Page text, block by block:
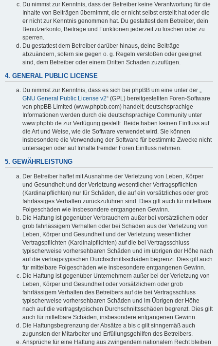
Du nimmst zur Kenntnis, dass der Betreiber keine Verantwortung für die
Inhalte von Beiträgen übernimmt, die er nicht selbst erstellt hat oder die
er nicht zur Kenntnis genommen hat. Du gestattest dem Betreiber, dein
Benutzerkonto, Beiträge und Funktionen jederzeit zu löschen oder zu
sperren.
Du gestattest dem Betreiber darüber hinaus, deine Beiträge
abzuändern, sofern sie gegen o. g. Regeln verstoßen oder geeignet
sind, dem Betreiber oder einem Dritten Schaden zuzufügen.
4. GENERAL PUBLIC LICENSE
Du nimmst zur Kenntnis, dass es sich bei phpBB um eine unter der „
GNU General Public License v2“ (GPL) bereitgestellten Foren-Software
von phpBB Limited (www.phpbb.com) handelt; deutschsprachige
Informationen werden durch die deutschsprachige Community unter
www.phpbb.de zur Verfügung gestellt. Beide haben keinen Einfluss auf
die Art und Weise, wie die Software verwendet wird. Sie können
insbesondere die Verwendung der Software für bestimmte Zwecke nicht
untersagen oder auf Inhalte fremder Foren Einfluss nehmen.
5. GEWÄHRLEISTUNG
Der Betreiber haftet mit Ausnahme der Verletzung von Leben, Körper
und Gesundheit und der Verletzung wesentlicher Vertragspflichten
(Kardinalpflichten) nur für Schäden, die auf ein vorsätzliches oder grob
fahrlässiges Verhalten zurückzuführen sind. Dies gilt auch für mittelbare
Folgeschäden wie insbesondere entgangenen Gewinn.
Die Haftung ist gegenüber Verbrauchern außer bei vorsätzlichem oder
grob fahrlässigem Verhalten oder bei Schäden aus der Verletzung von
Leben, Körper und Gesundheit und der Verletzung wesentlicher
Vertragspflichten (Kardinalpflichten) auf die bei Vertragsschluss
typischerweise vorhersehbaren Schäden und im übrigen der Höhe nach
auf die vertragstypischen Durchschnittsschäden begrenzt. Dies gilt auch
für mittelbare Folgeschäden wie insbesondere entgangenen Gewinn.
Die Haftung ist gegenüber Unternehmern außer bei der Verletzung von
Leben, Körper und Gesundheit oder vorsätzlichem oder grob
fahrlässigem Verhalten des Betreibers auf die bei Vertragsschluss
typischerweise vorhersehbaren Schäden und im Übrigen der Höhe
nach auf die vertragstypischen Durchschnittsschäden begrenzt. Dies gilt
auch für mittelbare Schäden, insbesondere entgangenen Gewinn.
Die Haftungsbegrenzung der Absätze a bis c gilt sinngemäß auch
zugunsten der Mitarbeiter und Erfüllungsgehilfen des Betreibers.
Ansprüche für eine Haftung aus zwingendem nationalem Recht bleiben